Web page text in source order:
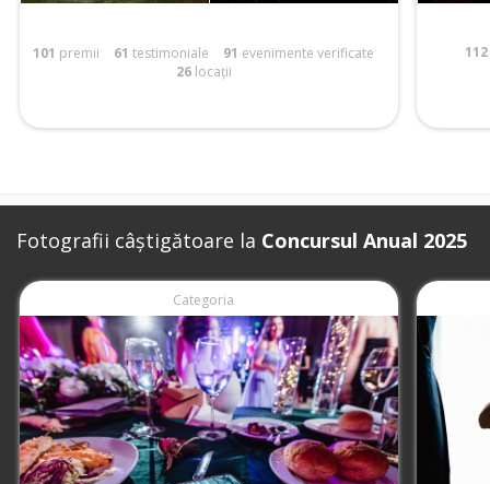
101 premii 61 testimoniale 91 evenimente verificate
26locații
112
Fotografii câștigătoare la Concursul Anual 2025
Categoria